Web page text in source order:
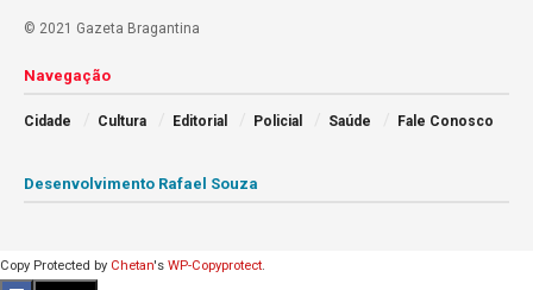
© 2021 Gazeta Bragantina
Navegação
Cidade Cultura Editorial Policial Saúde Fale Conosco
Desenvolvimento Rafael Souza
Copy Protected by Chetan's WP-Copyprotect.